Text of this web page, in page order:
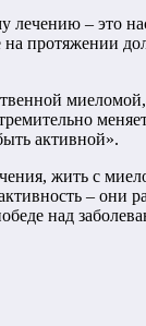
лечению – это
на протяжении
активной».
жить с
– они
над